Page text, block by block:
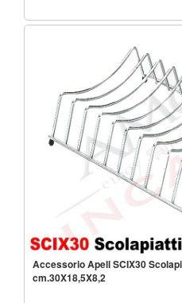
Accessorio Apell SCIX30
cm.30X18,5X8,2